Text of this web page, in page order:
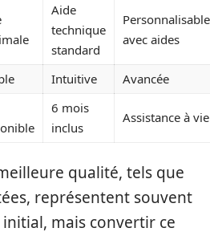
Aide
technique
standard
Personnalisable
avec aides
Intuitive
Avancée
6 mois
inclus
Assistance à vie
qualité, tels que
représentent souvent
mais convertir ce